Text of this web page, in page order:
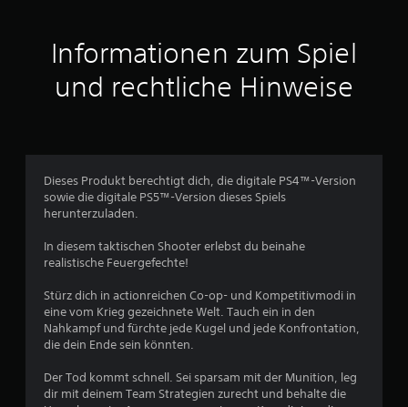
t
t
i
c
e
Informationen zum Spiel
und rechtliche Hinweise
Dieses Produkt berechtigt dich, die digitale PS4™-Version
sowie die digitale PS5™-Version dieses Spiels
herunterzuladen.
In diesem taktischen Shooter erlebst du beinahe
realistische Feuergefechte!
Stürz dich in actionreichen Co-op- und Kompetitivmodi in
eine vom Krieg gezeichnete Welt. Tauch ein in den
Nahkampf und fürchte jede Kugel und jede Konfrontation,
die dein Ende sein könnten.
Der Tod kommt schnell. Sei sparsam mit der Munition, leg
dir mit deinem Team Strategien zurecht und behalte die